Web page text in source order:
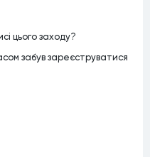
цього заходу?
забув зареєструватися